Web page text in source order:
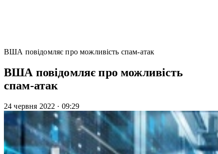
ВША повідомляє про можливість спам-атак
ВША повідомляє про можливість
спам-атак
24 червня 2022 · 09:29